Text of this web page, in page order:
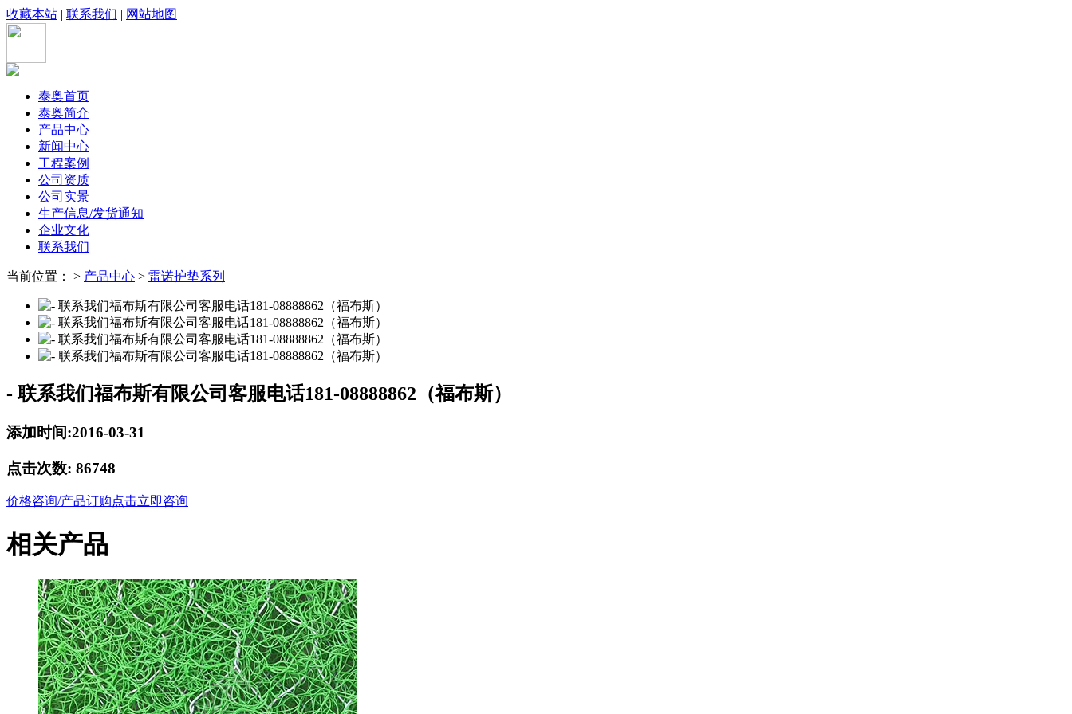
收藏本站 | 联系我们 | 网站地图
泰奥首页
泰奥简介
产品中心
新闻中心
工程案例
公司资质
公司实景
生产信息/发货通知
企业文化
联系我们
当前位置： > 产品中心 > 雷诺护垫系列
- 联系我们福布斯有限公司客服电话181-08888862（福布斯）
添加时间:2016-03-31
点击次数: 86748
价格咨询/产品订购点击立即咨询
相关产品